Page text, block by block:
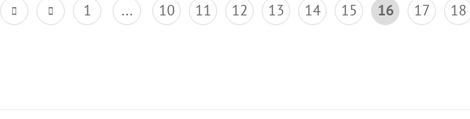
1 ... 10 11 12 13 14 15 16 17 18